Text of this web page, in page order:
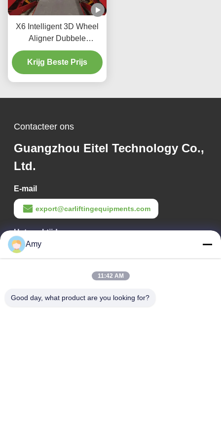
X6 Intelligent 3D Wheel
Aligner Dubbele
schermen Real-time
tracking en hoge precisie
3D-imaging voor perfecte
Krijg Beste Prijs
Contacteer ons
Guangzhou Eitel Technology Co.,
Ltd.
E-mail
export@carliftingequipments.com
Het werktijd
09:00-18:00
Nationale weg 106, Huadu-district, Guangzhou
Amy
11:42 AM
Good day, what product are you looking for?